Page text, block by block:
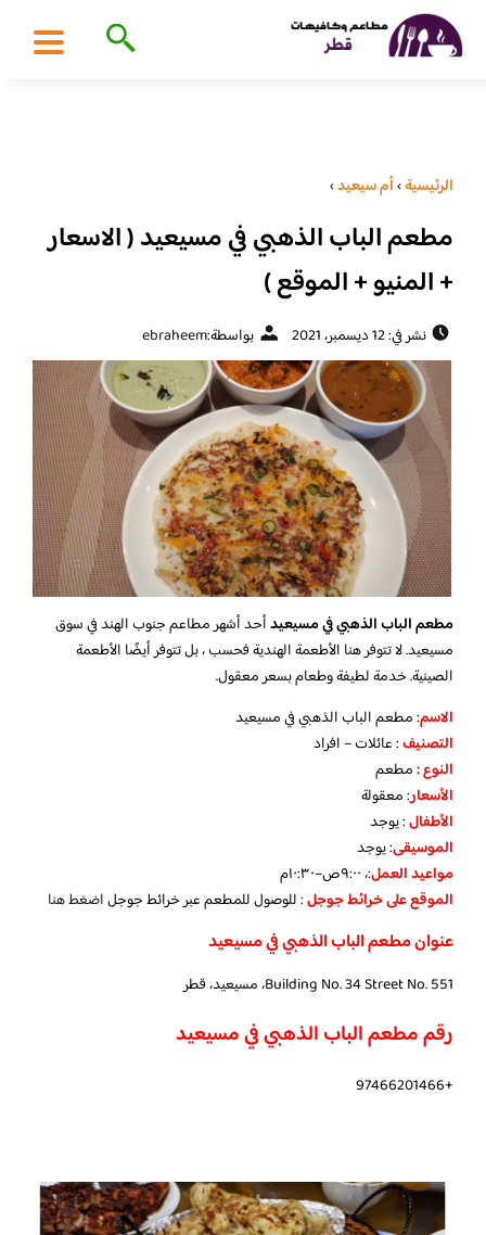
الرئيسية›أم سيعيد›
مطعم الباب الذهبي في مسيعيد ( الاسعار
+ المنيو + الموقع )
نشر في: 12 ديسمبر، 2021 بواسطة:ebraheem
مطعم الباب الذهبي في مسيعيدأحد أشهر مطاعم جنوب الهند في سوق
مسيعيد. لا تتوفر هنا الأطعمة الهندية فحسب ، بل تتوفر أيضًا الأطعمة
الصينية. خدمة لطيفة وطعام بسعر معقول.
الاسم: مطعم الباب الذهبي في مسيعيد
التصنيف: عائلات – افراد
النوع :مطعم
الأسعار:معقولة
الأطفال:يوجد
الموسيقى:يوجد
مواعيد العمل:، ٩:٠٠ص–١٠:٣٠م
الموقع على خرائط جوجل: للوصول للمطعم عبر خرائط جوجلاضغط هنا
عنوان مطعم الباب الذهبي في مسيعيد
Building No. 34 Street No. 551، مسيعيد، قطر
رقم مطعم الباب الذهبي في مسيعيد
+97466201466